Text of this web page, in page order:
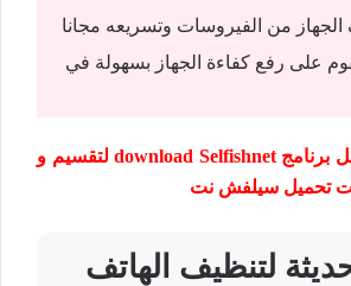
الجهاز من الفيروسات وتسريعه مجانا
يقوم على رفع كفاءة الجهاز بسهولة في
تحميل برنامج download Selfishnet لتقسيم و
تحميل سيلفش نت
لتنظيف الهاتف